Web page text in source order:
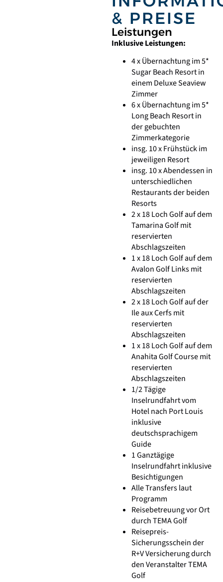
& PREISE
Leistungen
Inklusive Leistungen:
4 x Übernachtung im 5*
Sugar Beach Resort in
einem Deluxe Seaview
Zimmer
6 x Übernachtung im 5*
Long Beach Resort in
der gebuchten
Zimmerkategorie
insg. 10 x Frühstück im
jeweiligen Resort
insg. 10 x Abendessen in
unterschiedlichen
Restaurants der beiden
Resorts
2 x 18 Loch Golf auf dem
Tamarina Golf mit
reservierten
Abschlagszeiten
1 x 18 Loch Golf auf dem
Avalon Golf Links mit
reservierten
Abschlagszeiten
2 x 18 Loch Golf auf der
Ile aux Cerfs mit
reservierten
Abschlagszeiten
1 x 18 Loch Golf auf dem
Anahita Golf Course mit
reservierten
Abschlagszeiten
1/2 Tägige
Inselrundfahrt vom
Hotel nach Port Louis
inklusive
deutschsprachigem
Guide
1 Ganztägige
Inselrundfahrt inklusive
Besichtigungen
Alle Transfers laut
Programm
Reisebetreuung vor Ort
durch TEMA Golf
Reisepreis-
Sicherungsschein der
R+V Versicherung durch
den Veranstalter TEMA
Golf